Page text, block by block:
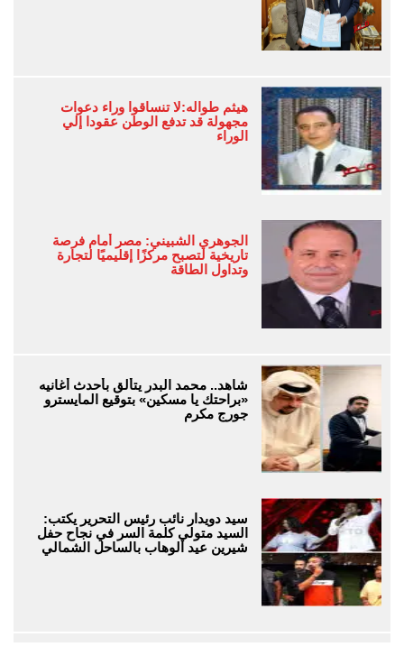
هيثم طواله:لا تنساقوا وراء دعوات
مجهولة قد تدفع الوطن عقودا إلي
الوراء
الجوهري الشبيني: مصر أمام فرصة
تاريخية لتصبح مركزًا إقليميًا لتجارة
وتداول الطاقة
شاهد.. محمد البدر يتألق بأحدث أغانيه
«براحتك يا مسكين» بتوقيع المايسترو
جورج مكرم
سيد دويدار نائب رئيس التحرير يكتب:
السيد متولي كلمة السر في نجاح حفل
شيرين عيد الوهاب بالساحل الشمالي